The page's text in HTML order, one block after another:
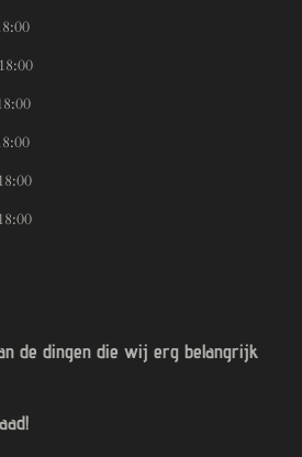
de dingen die wij erg belangrijk